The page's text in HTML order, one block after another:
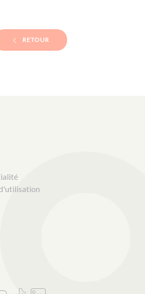
RETOUR